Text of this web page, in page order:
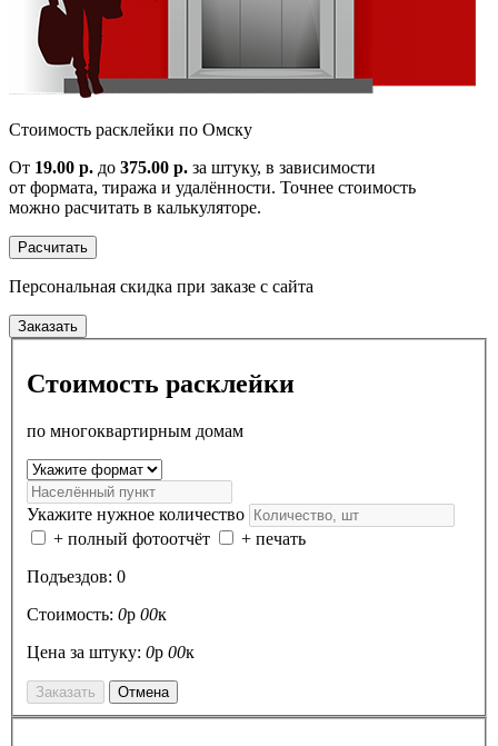
Cтоимость расклейки по Омску
От 19.00 р. до 375.00 р. за штуку, в зависимости
от формата, тиража и удалённости. Точнее стоимость
можно расчитать в калькуляторе.
Расчитать
Персональная скидка при заказе с сайта
Заказать
Стоимость расклейки
по многоквартирным домам
Укажите нужное количество
+ полный фотоотчёт
+ печать
Подъездов: 0
Стоимость: 0р 00к
Цена за штуку: 0р 00к
Заказать Отмена